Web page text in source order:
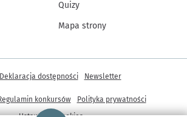
Quizy
Mapa strony
Deklaracja dostępności Newsletter
konkursów
Polityka prywatności